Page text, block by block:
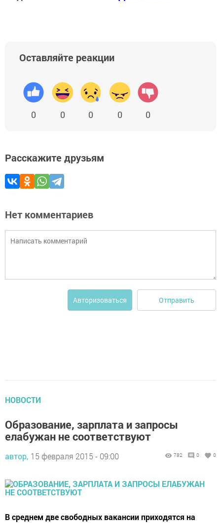
Оставляйте реакции
0 0 0 0 0
Расскажите друзьям
Нет комментариев
Авторизоваться Отправить
НОВОСТИ
Образование, зарплата и запросы
елабужан не соответствуют
автор, 15 февраля 2015 - 09:00 782 0 0
В среднем две свободных вакансии приходятся на